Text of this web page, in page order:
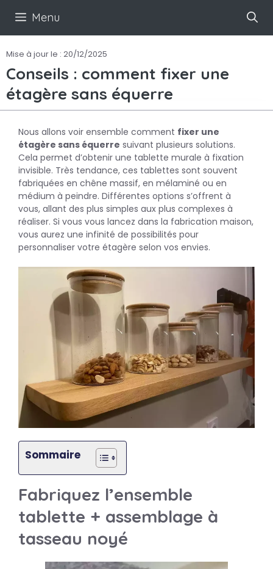
Menu
Mise à jour le : 20/12/2025
Conseils : comment fixer une
étagère sans équerre
Nous allons voir ensemble comment fixer une
étagère sans équerre suivant plusieurs solutions.
Cela permet d’obtenir une tablette murale à fixation
invisible. Très tendance, ces tablettes sont souvent
fabriquées en chêne massif, en mélaminé ou en
médium à peindre. Différentes options s’offrent à
vous, allant des plus simples aux plus complexes à
réaliser. Si vous vous lancez dans la fabrication maison,
vous aurez une infinité de possibilités pour
personnaliser votre étagère selon vos envies.
Sommaire
Fabriquez l’ensemble
tablette + assemblage à
tasseau noyé